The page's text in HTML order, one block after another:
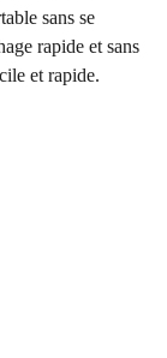
sans se
rapide et sans
et rapide.